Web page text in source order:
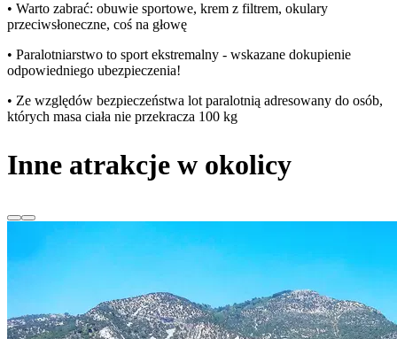
• Warto zabrać: obuwie sportowe, krem z filtrem, okulary
przeciwsłoneczne, coś na głowę
• Paralotniarstwo to sport ekstremalny - wskazane dokupienie
odpowiedniego ubezpieczenia!
• Ze względów bezpieczeństwa lot paralotnią adresowany do osób,
których masa ciała nie przekracza 100 kg
Inne atrakcje w okolicy